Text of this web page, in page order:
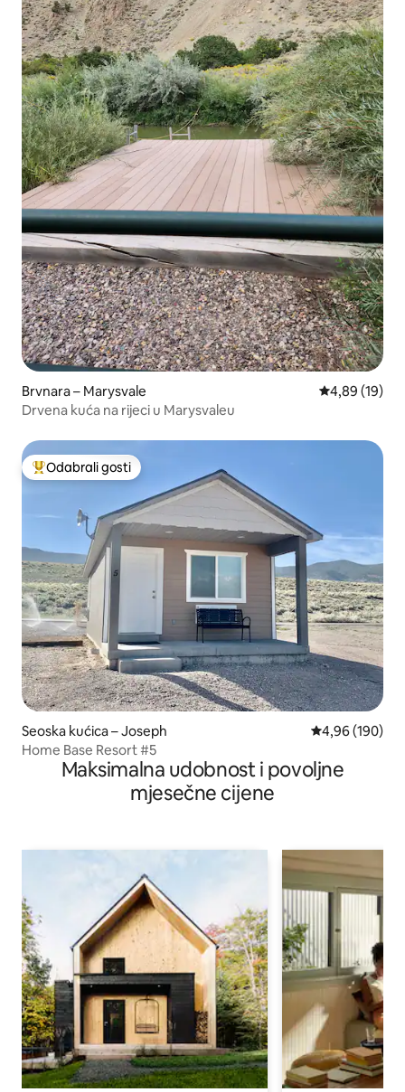
Brvnara – Marysvale Prosječna
4,89 (19)
Drvena kuća na rijeci u Marysvaleu
Među najviše rangiranima s oznakom „Odabrali gosti”
Odabrali gosti
Seoska kućica – Joseph Prosječna
4,96 (190)
Home Base Resort #5
Maksimalna udobnost i povoljne
mjesečne cijene